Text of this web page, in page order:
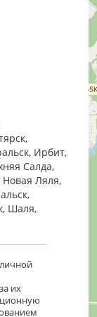
Ирбит,
Салда,
Новая Ляля,
Шаля,
их